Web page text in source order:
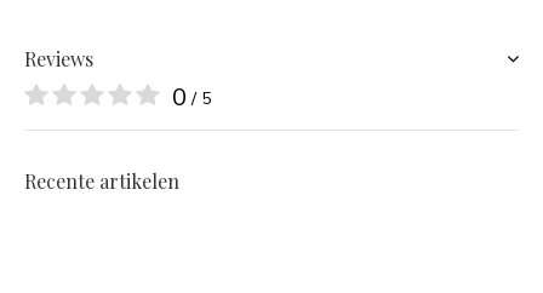
Reviews
0 / 5
Recente artikelen